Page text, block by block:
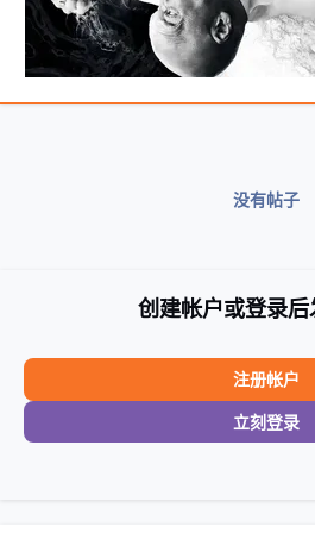
没有帖子
创建帐户或登录
注册帐户
立刻登录